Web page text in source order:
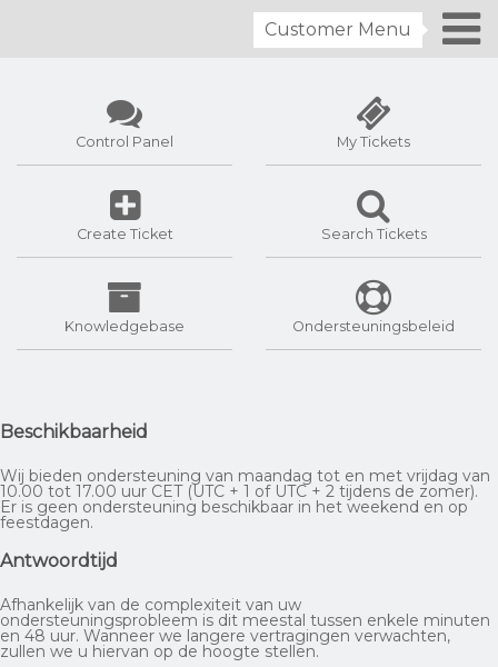
Customer Menu
Control Panel My Tickets
Create Ticket Search Tickets
Knowledgebase Ondersteuningsbeleid
Beschikbaarheid
Wij bieden ondersteuning van maandag tot en met vrijdag van
10.00 tot 17.00 uur CET (UTC + 1 of UTC + 2 tijdens de zomer).
Er is geen ondersteuning beschikbaar in het weekend en op
feestdagen.
Antwoordtijd
Afhankelijk van de complexiteit van uw
ondersteuningsprobleem is dit meestal tussen enkele minuten
en 48 uur. Wanneer we langere vertragingen verwachten,
zullen we u hiervan op de hoogte stellen.